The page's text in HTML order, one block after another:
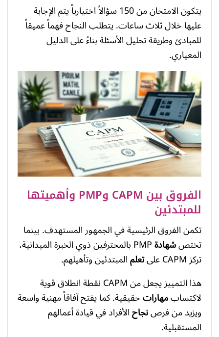
يتكون الامتحان من 150 سؤالاً اختيارياً يتم الإجابة
عليها خلال ثلاث ساعات. يتطلب النجاح فهماً عميقاً
للمبادئ وطريقة تحليل الأسئلة بناءً على الدليل
المعياري.
الفروق بين CAPM وPMP وأهميتها
للمبتدئين
تكمن الفروق الرئيسية في الجمهور المستهدف. بينما
تختصشهادة PMP بالمحترفين ذوي الخبرة الميدانية،
تركز CAPM على تعلمالمبتدئين وتأهيلهم.
هذا التمييز يجعل من CAPM نقطة انطلاق قوية
لاكتسابمهاراتحقيقية. كما يفتح آفاقاً مهنية واسعة
ويزيد من فرصنجاحالأفراد في قيادة أعمالهم
المستقبلية.